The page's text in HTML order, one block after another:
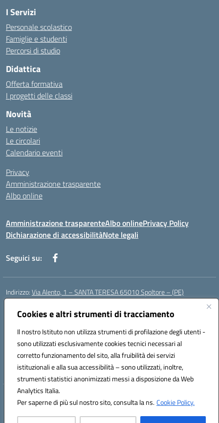
Cookies e altri strumenti di tracciamento
Il nostro Istituto non utilizza strumenti di profilazione degli utenti -
sono utilizzati esclusivamente cookies tecnici necessari al
corretto funzionamento del sito, alla fruibilità dei servizi
istituzionali e alla sua accessibilità – sono utilizzati, inoltre,
strumenti statistici anonimizzati messi a disposizione da Web
Analytics Italia.
Per saperne di più sul nostro sito, consulta la ns.Cookie Policy.
I Servizi
Personale scolastico
Famiglie e studenti
Percorsi di studio
Didattica
Offerta formativa
I progetti delle classi
Novità
Le notizie
Le circolari
Calendario eventi
Privacy
Amministrazione trasparente
Albo online
Amministrazione trasparenteAlbo onlinePrivacy Policy
Dichiarazione di accessibilitàNote legali
Seguici su:
Indirizzo:Via Alento, 1 – SANTA TERESA 65010 Spoltore – (PE)
Centralino:
Posta elettronica certificata (PEC):peee052003@pec.istruzione.it
Codice fiscale: 80006490686
Codice meccanografico:peee052003
Codice Indice delle Pubbliche Amministrazioni (IPA): istsc_peee052003
Codice unico di fatturazione (CUF): UF01MF
Hosting & Powered by 3D Solution S.r.l.
Concept & Design by Designers Italia